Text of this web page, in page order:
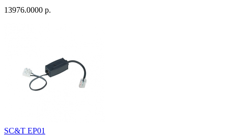
13976.0000 р.
SC&T EP01